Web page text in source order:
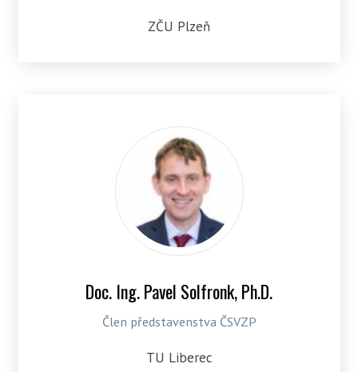
ZČU Plzeň
Doc. Ing. Pavel Solfronk, Ph.D.
Člen představenstva ČSVZP
TU Liberec